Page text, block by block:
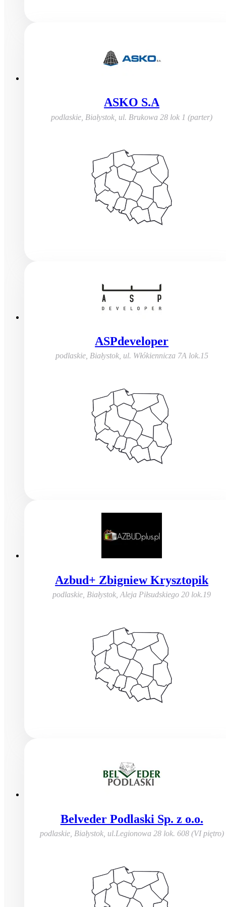
ASKO S.A
podlaskie, Białystok ul. Brukowa 28 lok 1 (parter)
ASPdeveloper
podlaskie, Białystok, ul. Włókiennicza 7A lok.15
Azbud+ Zbigniew Krysztopik
podlaskie, Białystok ,Aleja Piłsudskiego 20 lok.19
Belveder Podlaski Sp. z o.o.
podlaskie, Białystok, ul.Legionowa 28 lok. 608 (VI piętro)